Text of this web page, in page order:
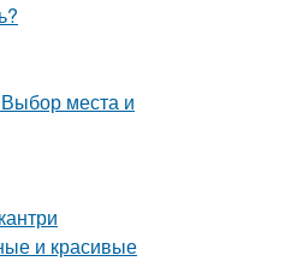
Выбор места и
и красивые